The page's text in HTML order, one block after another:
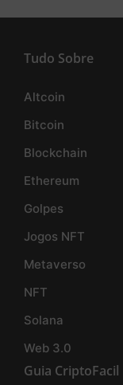
Tudo Sobre
Altcoin
Bitcoin
Blockchain
Ethereum
Golpes
Jogos NFT
Metaverso
NFT
Solana
Web 3.0
Guia CriptoFacil